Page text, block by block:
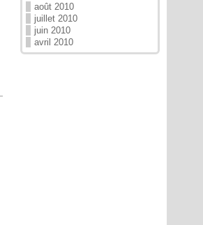
août 2010
juillet 2010
juin 2010
avril 2010